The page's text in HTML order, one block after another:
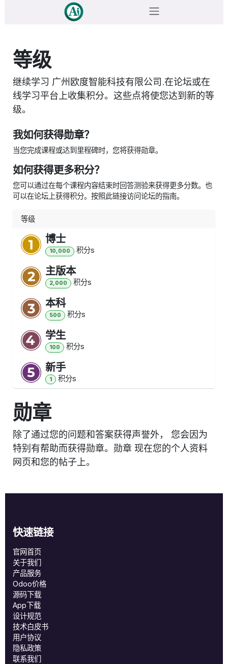
等级
继续学习 广州欧度智能科技有限公司.在论坛或在
线学习平台上收集积分。这些点将使您达到新的等
级。
我如何获得勋章？
当您完成课程或达到里程碑时，您将获得勋章。
如何获得更多积分？
您可以通过在每个课程内容结束时回答测验来获得更多分数。也
可以在论坛上获得积分。按照此链接访问论坛的指南。
等级
博士
10,000 积分s
主版本
2,000 积分s
本科
500 积分s
学生
100 积分s
新手
1 积分s
勋章
除了通过您的问题和答案获得声誉外， 您会因为
特别有帮助而获得勋章。 勋章 现在您的个人资料
网页和您的帖子上。
快速链接
官网首页
关于我们
产品服务
Odoo价格
源码下载
App下载
设计规范
技术白皮书
用户协议
‎隐私政策‎
联系我们